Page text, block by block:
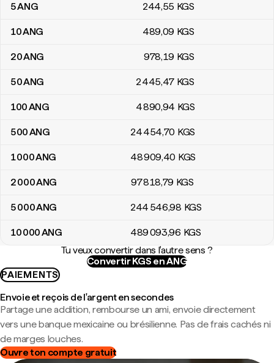
5ANG 244,55 KGS
10ANG 489,09 KGS
20ANG 978,19 KGS
50ANG 2 445,47 KGS
100ANG 4 890,94 KGS
500ANG 24 454,70 KGS
1 000ANG 48 909,40 KGS
2 000ANG 97 818,79 KGS
5 000ANG 244 546,98 KGS
10 000ANG 489 093,96 KGS
Tu veux convertir dans l'autre sens ?
Convertir KGS en ANG
PAIEMENTS
Envoie et reçois de l'argent en secondes
Partage une addition, rembourse un ami, envoie directement
vers une banque mexicaine ou brésilienne. Pas de frais cachés ni
de marges louches.
Ouvre ton compte gratuit